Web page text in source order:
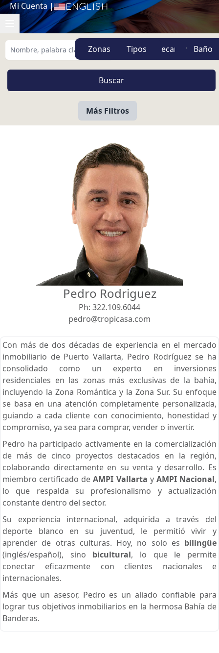
Mi Cuenta | English
Zonas Tipos
Más Filtros
Vista
Pie de Playa Buscar usando:
USD MXN
Menor Precio Primero
Pedro Rodriguez
Ph: 322.109.6044
pedro@tropicasa.com
Con más de dos décadas de experiencia en el mercado
inmobiliario de Puerto Vallarta, Pedro Rodríguez se ha
consolidado como un experto en inversiones
residenciales en las zonas más exclusivas de la bahía,
incluyendo la Zona Romántica y la Zona Sur. Su enfoque
se basa en una atención completamente personalizada,
guiando a cada cliente con conocimiento, honestidad y
compromiso, ya sea para comprar, vender o invertir.
Pedro ha participado activamente en la comercialización
de más de cinco proyectos destacados en la región,
colaborando directamente en su venta y desarrollo. Es
miembro certificado deAMPI Vallarta y AMPI Nacional,
lo que respalda su profesionalismo y actualización
constante dentro del sector.
Su experiencia internacional, adquirida a través del
deporte blanco en su juventud, le permitió vivir y
aprender de otras culturas. Hoy, no solo es bilingüe
(inglés/español), sino bicultural, lo que le permite
conectar eficazmente con clientes nacionales e
internacionales.
Más que un asesor, Pedro es un aliado confiable para
lograr tus objetivos inmobiliarios en la hermosa Bahía de
Banderas.